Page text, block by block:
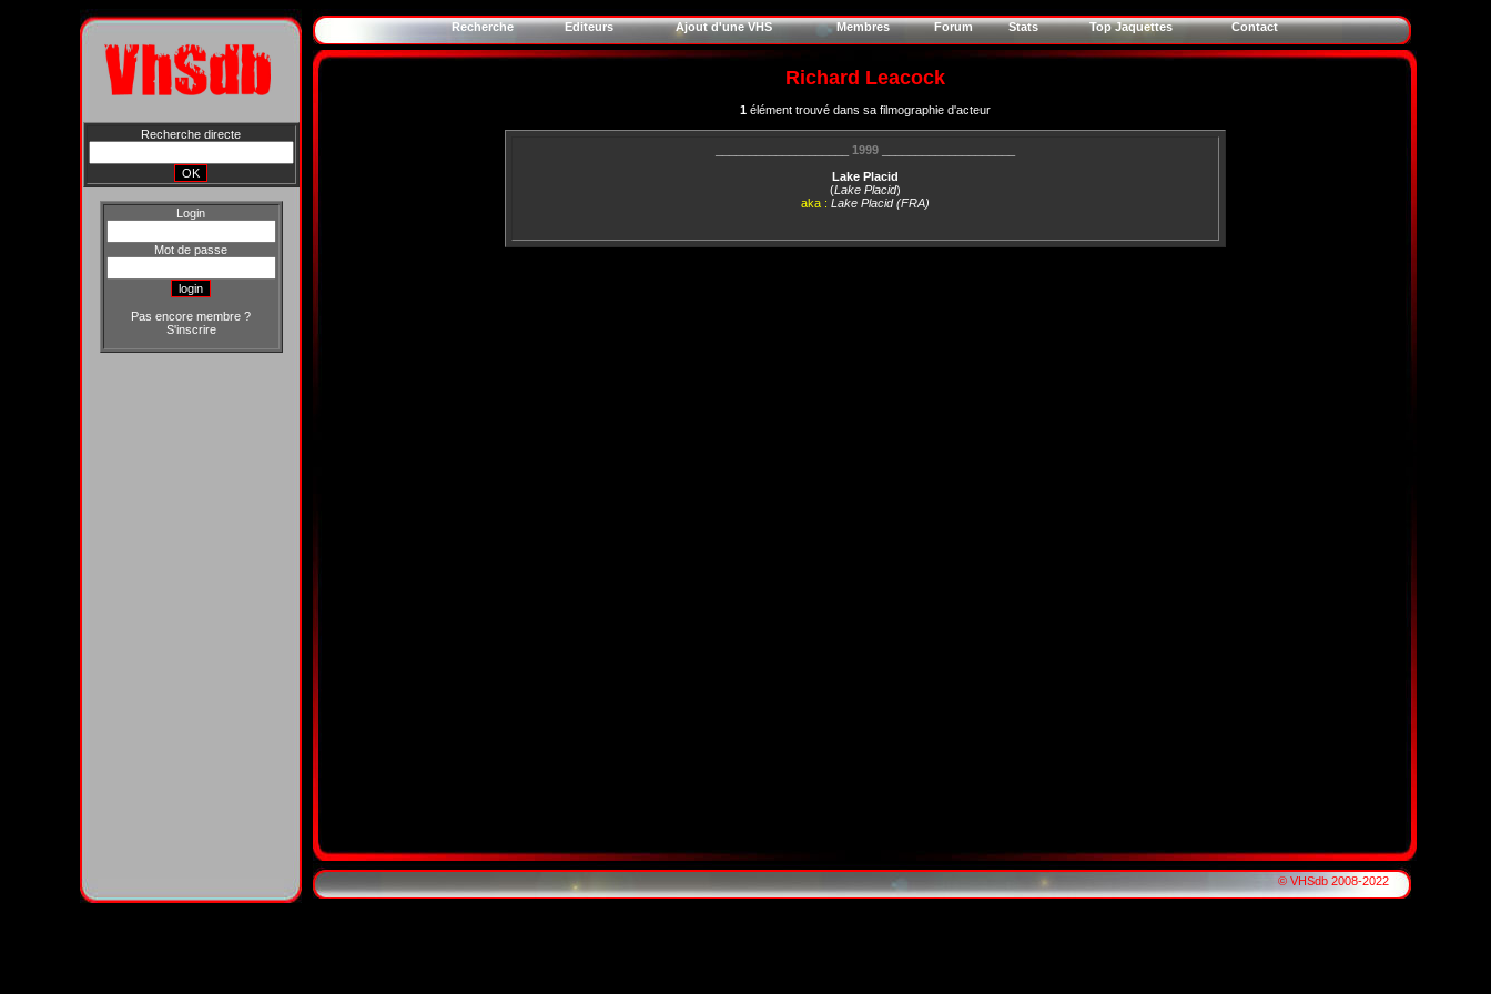
Recherche directe
Login
Mot de passe
Pas encore membre ?
S'inscrire
Recherche Editeurs Ajout d'une VHS Membres Forum Stats Top Jaquettes Contact
Richard Leacock
1élément trouvé dans sa filmographie d'acteur
1999____________________
Lake Placid
(Lake Placid)
aka : Lake Placid (FRA)
© VHSdb 2008-2022